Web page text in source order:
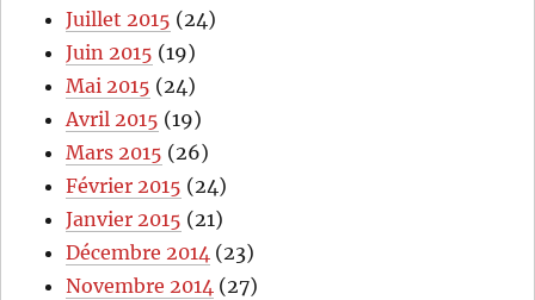
Juillet 2015 (24)
Juin 2015 (19)
Mai 2015 (24)
Avril 2015 (19)
Mars 2015 (26)
Février 2015 (24)
Janvier 2015 (21)
Décembre 2014 (23)
Novembre 2014 (27)